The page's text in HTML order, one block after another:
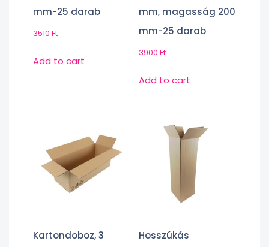
mm-25 darab
3510 Ft
Add to cart
mm, magasság 200
mm-25 darab
3900 Ft
Add to cart
Kartondoboz, 3
Hosszúkás